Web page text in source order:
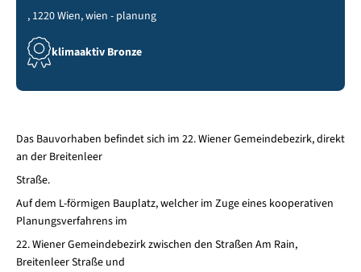
, 1220 Wien, wien - planung
klimaaktiv Bronze
Das Bauvorhaben befindet sich im 22. Wiener Gemeindebezirk, direkt
an der Breitenleer
Straße.
Auf dem L-förmigen Bauplatz, welcher im Zuge eines kooperativen
Planungsverfahrens im
22. Wiener Gemeindebezirk zwischen den Straßen Am Rain,
Breitenleer Straße und